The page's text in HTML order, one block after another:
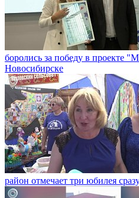
боролись за победу в проекте
Новосибирске
район отмечает три юбилея